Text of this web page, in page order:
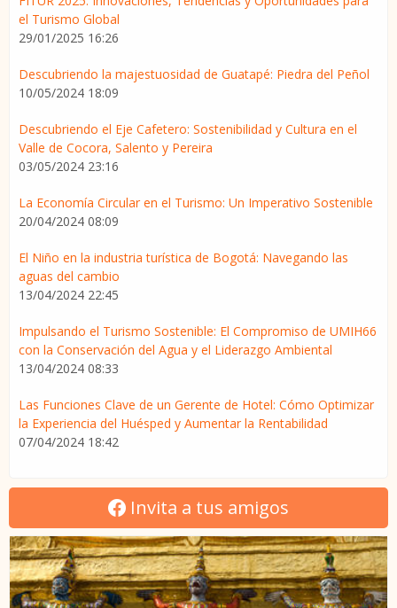
el Turismo Global
29/01/2025 16:26
Descubriendo la majestuosidad de Guatapé: Piedra del Peñol
10/05/2024 18:09
Descubriendo el Eje Cafetero: Sostenibilidad y Cultura en el
Valle de Cocora, Salento y Pereira
03/05/2024 23:16
La Economía Circular en el Turismo: Un Imperativo Sostenible
20/04/2024 08:09
El Niño en la industria turística de Bogotá: Navegando las
aguas del cambio
13/04/2024 22:45
Impulsando el Turismo Sostenible: El Compromiso de UMIH66
con la Conservación del Agua y el Liderazgo Ambiental
13/04/2024 08:33
Las Funciones Clave de un Gerente de Hotel: Cómo Optimizar
la Experiencia del Huésped y Aumentar la Rentabilidad
07/04/2024 18:42
Invita a tus amigos